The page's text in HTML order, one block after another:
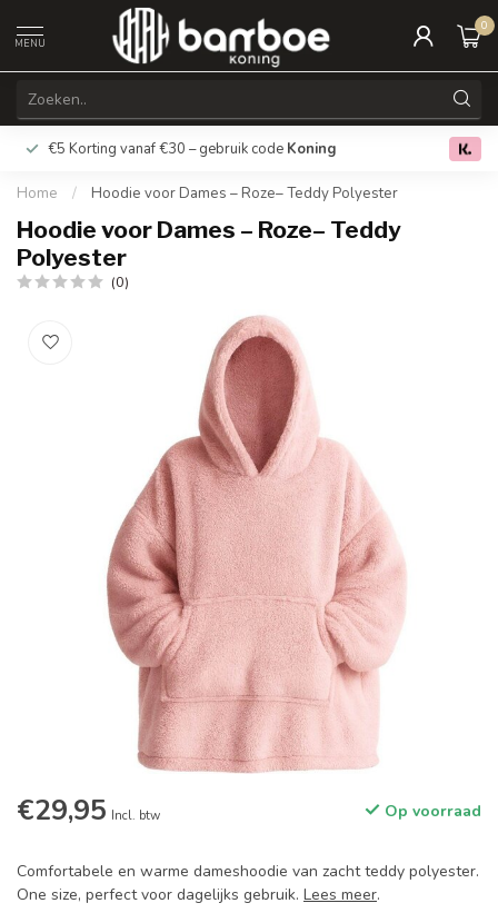
MENU
0
€5 Korting vanaf €30 – gebruik code Koning Gratis
Home / Hoodie voor Dames – Roze– Teddy Polyester
Hoodie voor Dames – Roze– Teddy
Polyester
(0)
€29,95 Incl. btw Op voorraad
Comfortabele en warme dameshoodie van zacht teddy polyester.
One size, perfect voor dagelijks gebruik. Lees meer.